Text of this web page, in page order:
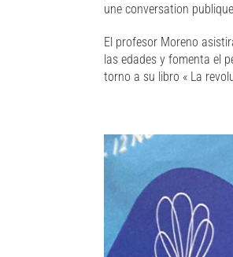
une conversation
El profesor Moreno
las edades y fomenta el
torno a su libro « La